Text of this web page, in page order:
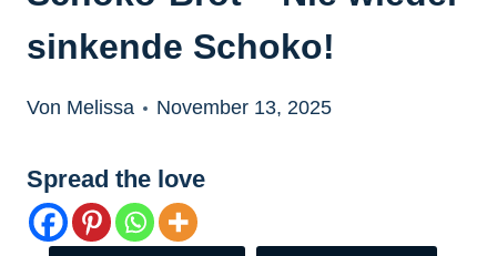
sinkende Schoko!
Von Melissa November 13, 2025
Spread the love